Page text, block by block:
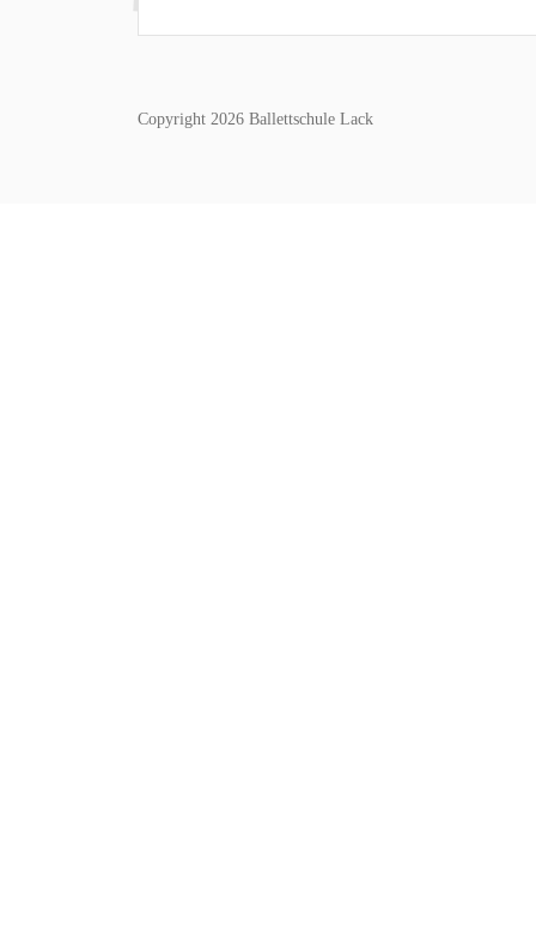
Copyright 2026 Ballettschule Lack